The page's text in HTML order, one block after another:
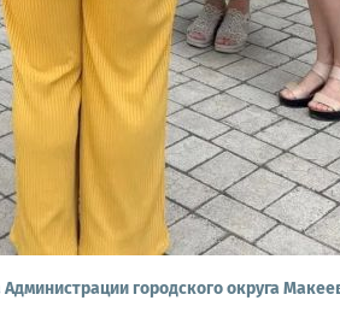
городского округа